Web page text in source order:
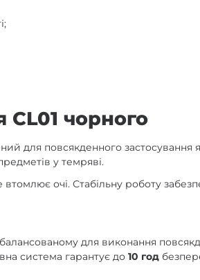
CL01 чорного
для повсякденного застосування
у темряві.
очі. Стабільну роботу
для виконання
система гарантує до10 год